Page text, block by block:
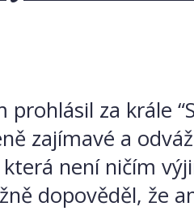
prohlásil za krále
zajímavé a
není ničím
dopověděl, že